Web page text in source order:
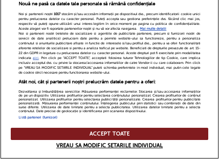
se face că încă...
Ne găsești pe
Nouă ne pasă ca datele tale personale să rămână confidențiale
Noi și partenerii noștri 1017stocăm și/sau accesăm informații pe dispozitivul dvs., precum identificatorii cookie unici
pentru prelucrarea datelor cu caracter personal. Puteți accepta sau gestiona preferințele dvs. făcând clic mai jos,
respectiv vă puteți opune utilizării unui interes legitim în orice moment pe pagina cu politica de confidențialitate.
Aceste alegeri vor fi raportate partenerilor noștri și nu vă vor afecta navigarea.
Mai multe detalii
Noi si partenerii nostri (retelele de socializare si agentiile de publicitate partenere, precum si furnizorii nostri de
servicii de date analitice) prelucram date pentru a permite website-ului sa functioneze, pentru a personaliza
continutul si anunturile publicitare afisate in functie de interesele si/sau profilul dvs., pentru a va oferi functionalitati
aferente retelelor de socializare si pentru a analiza traficul pe website. Beneficiati de drepturile prevazute de art. 15-
22 din GDPR in legatura cu prelucrarea datelor cu caracter personal. Aceste drepturi pot fi exercitate prin modalitatea
indicataaici. Prin click pe “ACCEPT TOATE”, acceptati folosirea tuturor Tehnologiilor de tip Cookie, care implica
inclusiv acceptul dvs. cu privire la stocarea/accesarea informatiilor de catre Vendor-ii cu care colaboram. Prin click
pe “VREAU SA MODIFIC SETARILE INDIVIDUAL” puteti schimba preferintele in mod individual, mai putin cele legate
de cookie strict necesare pentru functionarea website-ului.
Atât noi, cât și partenerii noștri prelucrăm datele pentru a oferi:
Dezvoltarea și îmbunătățirea serviciilor. Măsurarea performanței reclamelor. Stocarea și/sau accesarea informațiilor
de pe un dispozitiv. Utilizarea profilurilor pentru selectarea conținutului personalizat. Crearea profilurilor de conținut
personalizat. Utilizarea profilurilor pentru selectarea publicității personalizate. Crearea profilurilor pentru publicitate
personalizată. Măsurarea performanței conținutului. Înțelegerea publicului prin statistici sau combinații de date din
surse diferite. Utilizarea de date limitate pentru a selecta publicitatea. Utilizarea datelor limitate pentru a selecta
conținutul. Date precise de geolocație și identificarea prin scanarea dispozitivului.
Listă parteneri (furnizori)
ACCEPT TOATE
VREAU SA MODIFIC SETARILE INDIVIDUAL